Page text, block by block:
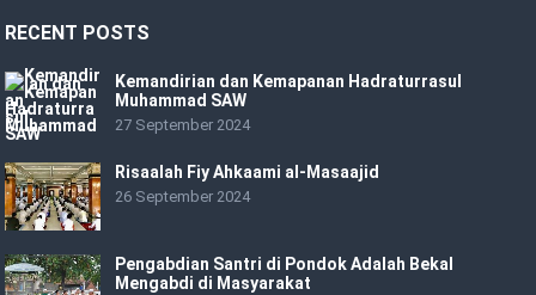
RECENT POSTS
Kemandirian dan Kemapanan Hadraturrasul
Muhammad SAW
27 September 2024
Risaalah Fiy Ahkaami al-Masaajid
26 September 2024
Pengabdian Santri di Pondok Adalah Bekal
Mengabdi di Masyarakat